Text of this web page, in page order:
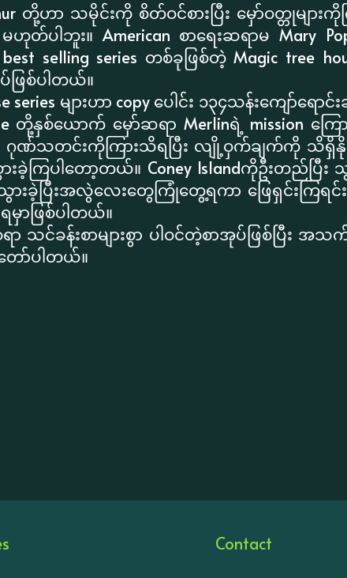
တို့ဟာ သမိုင်းကို စိတ်ဝင်စားပြီး မှော်ဝတ္တုမျ
ဟုတ်ပါဘူး။ American စာရေးဆရာမ Mary
selling series တစ်ခုဖြစ်တဲ့ Magic tree
ဖြစ်ပါတယ်။
series များဟာ copy ပေါင်း ၁၃၄သန်းကျော်ရောင်း
တို့နှစ်ယောက် မှော်ဆရာ Merlinရဲ့ mission ကြော
ဂုဏ်သတင်းကိုကြားသိရပြီး လျို့ဝှက်ချက်ကို သိရှိနိုင်
းခဲ့ကြပါတော့တယ်။ Coney Islandကိုဦးတည်ပြီး သွ
ားခဲ့ပြီးအလွဲလေးတွေကြုံတွေ့ရကာ ဖြေရှင်းကြ
ာဖြစ်ပါတယ်။
င်ခန်းစာများစွာ ပါဝင်တဲ့စာအုပ်ဖြစ်ပြီး အသ
ော်ပါတယ်။
Contact